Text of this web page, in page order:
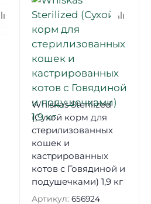
Whiskas Sterilized
(Сухой корм для
стерилизованных
кошек и
кастрированных
котов с Говядиной и
подушечками) 1,9 кг
Артикул: 656924